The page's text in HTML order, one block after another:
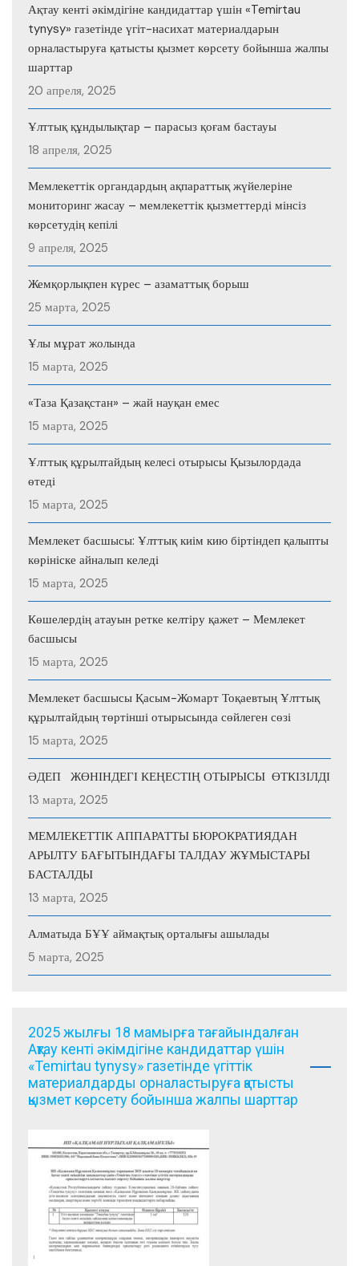
Ақтау кенті әкімдігіне кандидаттар үшін «Temirtau
tynysy» газетінде үгіт-насихат материалдарын
орналастыруға қатысты қызмет көрсету бойынша жалпы
шарттар
20 апреля, 2025
Ұлттық құндылықтар – парасыз қоғам бастауы
18 апреля, 2025
Мемлекеттік органдардың ақпараттық жүйелеріне
мониторинг жасау – мемлекеттік қызметтерді мінсіз
көрсетудің кепілі
9 апреля, 2025
Жемқорлықпен күрес – азаматтық борыш
25 марта, 2025
Ұлы мұрат жолында
15 марта, 2025
«Таза Қазақстан» – жай науқан емес
15 марта, 2025
Ұлттық құрылтайдың келесі отырысы Қызылордада
өтеді
15 марта, 2025
Мемлекет басшысы: Ұлттық киім кию біртіндеп қалыпты
көрініске айналып келеді
15 марта, 2025
Көшелердің атауын ретке келтіру қажет – Мемлекет
басшысы
15 марта, 2025
Мемлекет басшысы Қасым-Жомарт Тоқаевтың Ұлттық
құрылтайдың төртінші отырысында сөйлеген сөзі
15 марта, 2025
ӘДЕП ЖӨНІНДЕГІ КЕҢЕСТІҢ ОТЫРЫСЫ ӨТКІЗІЛДІ
13 марта, 2025
МЕМЛЕКЕТТІК АППАРАТТЫ БЮРОКРАТИЯДАН
АРЫЛТУ БАҒЫТЫНДАҒЫ ТАЛДАУ ЖҰМЫСТАРЫ
БАСТАЛДЫ
13 марта, 2025
Алматыда БҰҰ аймақтық орталығы ашылады
5 марта, 2025
2025 жылғы 18 мамырға тағайындалған
Ақтау кенті әкімдігіне кандидаттар үшін
«Temirtau tynysy» газетінде үгіттік
материалдарды орналастыруға қатысты
қызмет көрсету бойынша жалпы шарттар